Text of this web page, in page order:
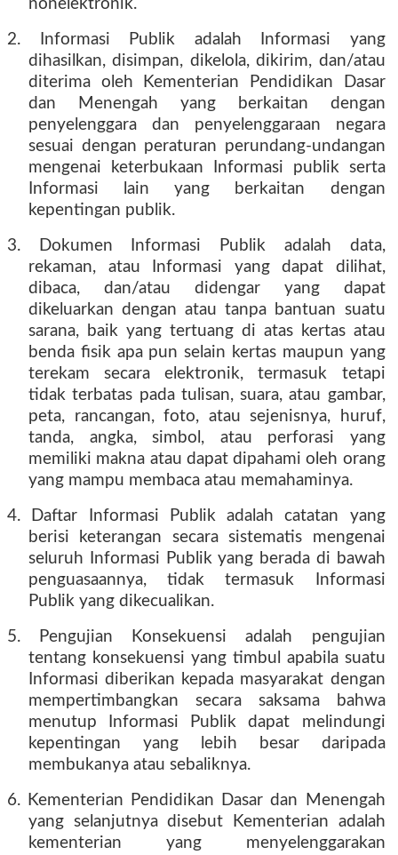
nonelektronik.
2. Informasi Publik adalah Informasi yang
dihasilkan, disimpan, dikelola, dikirim, dan/atau
diterima oleh Kementerian Pendidikan Dasar
dan Menengah yang berkaitan dengan
penyelenggara dan penyelenggaraan negara
sesuai dengan peraturan perundang-undangan
mengenai keterbukaan Informasi publik serta
Informasi lain yang berkaitan dengan
kepentingan publik.
3. Dokumen Informasi Publik adalah data,
rekaman, atau Informasi yang dapat dilihat,
dibaca, dan/atau didengar yang dapat
dikeluarkan dengan atau tanpa bantuan suatu
sarana, baik yang tertuang di atas kertas atau
benda fisik apa pun selain kertas maupun yang
terekam secara elektronik, termasuk tetapi
tidak terbatas pada tulisan, suara, atau gambar,
peta, rancangan, foto, atau sejenisnya, huruf,
tanda, angka, simbol, atau perforasi yang
memiliki makna atau dapat dipahami oleh orang
yang mampu membaca atau memahaminya.
4. Daftar Informasi Publik adalah catatan yang
berisi keterangan secara sistematis mengenai
seluruh Informasi Publik yang berada di bawah
penguasaannya, tidak termasuk Informasi
Publik yang dikecualikan.
5. Pengujian Konsekuensi adalah pengujian
tentang konsekuensi yang timbul apabila suatu
Informasi diberikan kepada masyarakat dengan
mempertimbangkan secara saksama bahwa
menutup Informasi Publik dapat melindungi
kepentingan yang lebih besar daripada
membukanya atau sebaliknya.
6. Kementerian Pendidikan Dasar dan Menengah
yang selanjutnya disebut Kementerian adalah
kementerian yang menyelenggarakan